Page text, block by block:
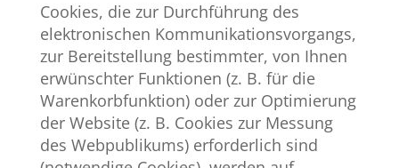
Cookies, die zur Durchführung des
elektronischen Kommunikationsvorgangs,
zur Bereitstellung bestimmter, von Ihnen
erwünschter Funktionen (z. B. für die
Warenkorbfunktion) oder zur Optimierung
der Website (z. B. Cookies zur Messung
des Webpublikums) erforderlich sind